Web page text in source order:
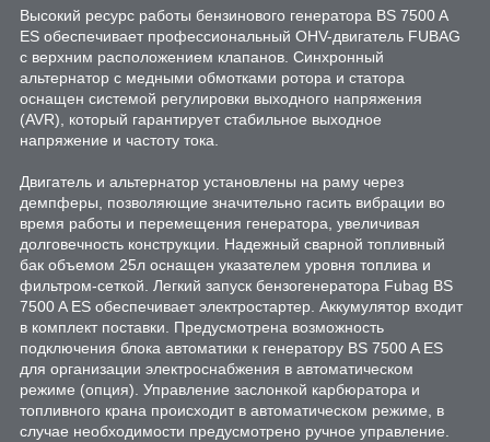
Высокий ресурс работы бензинового генератора BS 7500 A
ES обеспечивает профессиональный OHV-двигатель FUBAG
с верхним расположением клапанов. Синхронный
альтернатор с медными обмотками ротора и статора
оснащен системой регулировки выходного напряжения
(AVR), который гарантирует стабильное выходное
напряжение и частоту тока.
Двигатель и альтернатор установлены на раму через
демпферы, позволяющие значительно гасить вибрации во
время работы и перемещения генератора, увеличивая
долговечность конструкции. Надежный сварной топливный
бак объемом 25л оснащен указателем уровня топлива и
фильтром-сеткой. Легкий запуск бензогенератора Fubag BS
7500 A ES обеспечивает электростартер. Аккумулятор входит
в комплект поставки. Предусмотрена возможность
подключения блока автоматики к генератору BS 7500 A ES
для организации электроснабжения в автоматическом
режиме (опция). Управление заслонкой карбюратора и
топливного крана происходит в автоматическом режиме, в
случае необходимости предусмотрено ручное управление.